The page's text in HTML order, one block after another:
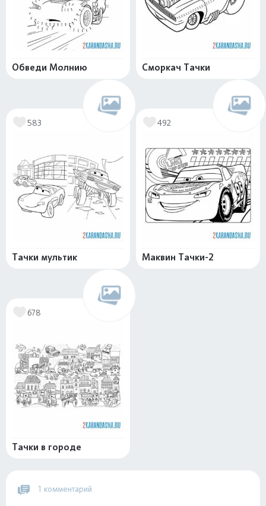
Обведи Молнию Сморкач Тачки
583
Тачки мультик
492
Маквин Тачки-2
678
Тачки в городе
1 комментарий